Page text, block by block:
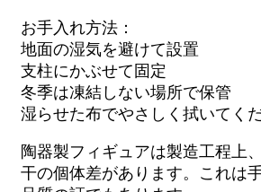
お手入れ方法：
地面の湿気を避けて設置
支柱にかぶせて固定
冬季は凍結しない場所で保管
湿らせた布でやさしく拭いてく
陶器製フィギュアは製造工程上
干の個体差があります。これは